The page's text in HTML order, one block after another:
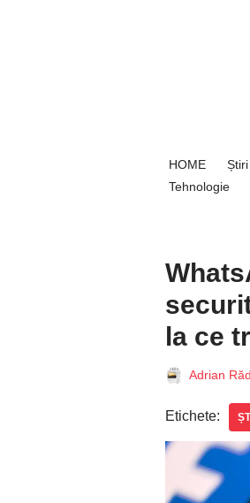
HOME
Tehnologie
la ce
Adrian
Etichete: